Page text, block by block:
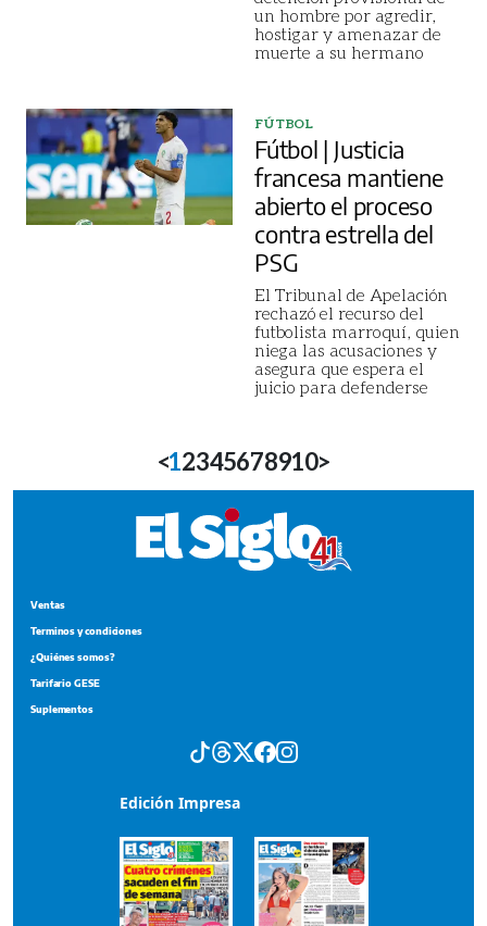
un hombre por agredir,
hostigar y amenazar de
muerte a su hermano
FÚTBOL
Fútbol | Justicia
francesa mantiene
abierto el proceso
contra estrella del
PSG
El Tribunal de Apelación
rechazó el recurso del
futbolista marroquí, quien
niega las acusaciones y
asegura que espera el
juicio para defenderse
<12345678910>
Ventas
Terminos y condiciones
¿Quiénes somos?
Tarifario GESE
Suplementos
Edición Impresa